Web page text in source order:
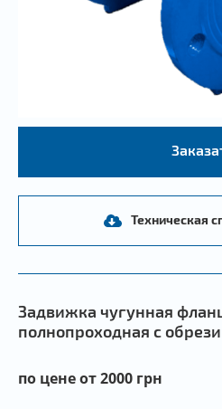
Техническая
Задвижка чугунная
полнопроходная с
по цене от 2000 грн